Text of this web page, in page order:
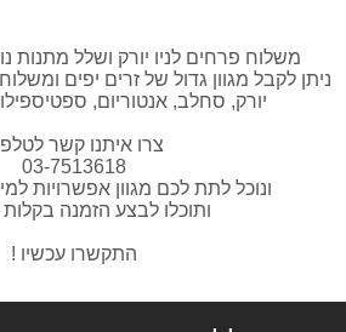
משלוח פרחים לניו יורק ושלל מתנות
ניתן לקבל מגוון גדול של זרים יפים ומשלוח
יורק, סחלב, אנטוריום,
צרו איתנו קשר
03-7513618
ונוכל לתת לכם מגוון אפשרויות
ותוכלו לבצע הזמנה בקלות
התקשרו עכשיו !